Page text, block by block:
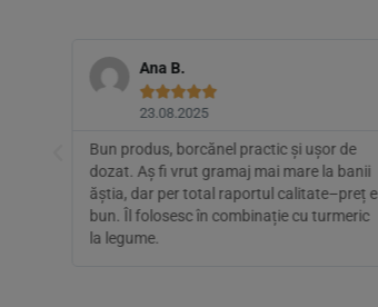
Ana B.

23.08.2025
Bun produs, borcănel practic și ușor de
dozat. Aș fi vrut gramaj mai mare la banii
ăștia, dar per total raportul calitate–preț e
bun. Îl folosesc în combinație cu turmeric
la legume.